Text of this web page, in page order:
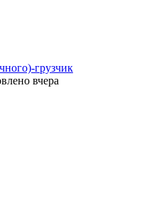
грузчик
вчера